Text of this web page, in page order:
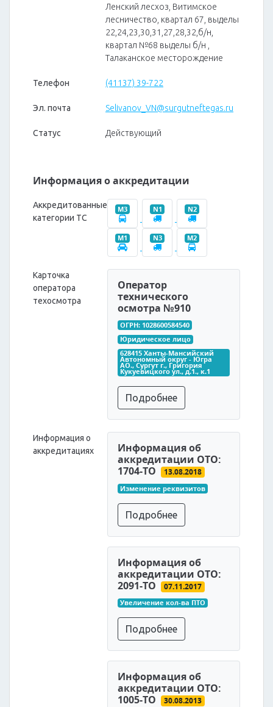
Ленский лесхоз, Витимское
лесничество, квартал 67, выделы
22,24,23,30,31,27,28,32,б/н,
квартал №68 выделы б/н ,
Талаканское месторождение
Телефон (41137) 39-722
Эл. почта Selivanov_VN@surgutneftegas.ru
Статус Действующий
Информация о аккредитации
Аккредитованные
категории ТС
M3 N1 N2
M1 N3 M2
Карточка
оператора
техосмотра
Оператор
технического
осмотра №910
ОГРН: 1028600584540
Юридическое лицо
628415 Ханты-Мансийский
Автономный округ - Югра
АО., Сургут г., Григория
Кукуевицкого ул., д.1., к.1
Подробнее
Информация о
аккредитациях
Информация об
аккредитации ОТО:
1704-ТО
13.08.2018
Изменение реквизитов
Подробнее
Информация об
аккредитации ОТО:
2091-ТО
07.11.2017
Увеличение кол-ва ПТО
Подробнее
Информация об
аккредитации ОТО:
1005-ТО
30.08.2013